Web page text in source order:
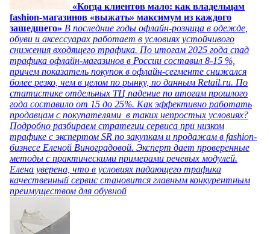
«Когда клиентов мало: как владельцам
fashion-магазинов «выжать» максимум из каждого
зашедшего» В последние годы офлайн-розница в одежде,
обуви и аксессуарах работает в условиях устойчивого
снижения входящего трафика. По итогам 2025 года спад
трафика офлайн-магазинов в России составил 8-15 %,
причем показатель покупок в офлайн-сегменте снижался
более резко, чем в целом по рынку, по данным Retail.ru. По
статистике отдельных ТЦ падение по итогам прошлого
года составило от 15 до 25%. Как эффективно работать
продавцам с покупателями в таких непростых условиях?
Подробно разбираем стратегии сервиса при низком
трафике с экспертом SR по закупкам и продажам в fashion-
бизнесе Еленой Виноградовой. Эксперт дает проверенные
методы с практическими примерами речевых модулей.
Елена уверена, что в условиях падающего трафика
качественный сервис становится главным конкурентным
преимуществом для обувной